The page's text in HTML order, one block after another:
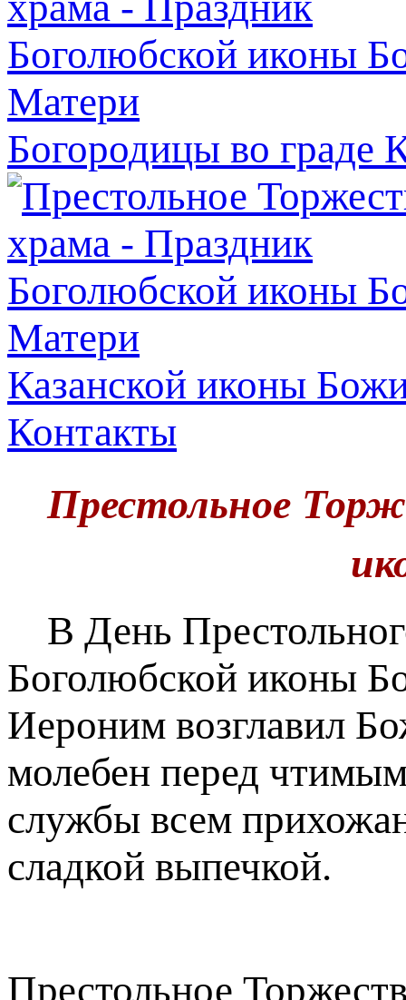
Богородицы во граде
Казанской иконы
Контакты
Престольное
В День
Боголюбской иконы
Иероним возглавил
молебен перед
службы всем
сладкой выпечкой.
Престольное